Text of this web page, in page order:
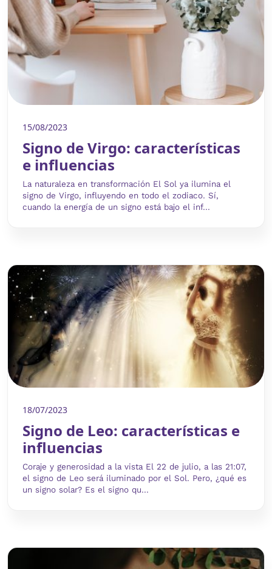
15/08/2023
Signo de Virgo: características
e influencias
La naturaleza en transformación El Sol ya ilumina el
signo de Virgo, influyendo en todo el zodiaco. Sí,
cuando la energía de un signo está bajo el inf...
18/07/2023
Signo de Leo: características e
influencias
Coraje y generosidad a la vista El 22 de julio, a las 21:07,
el signo de Leo será iluminado por el Sol. Pero, ¿qué es
un signo solar? Es el signo qu...